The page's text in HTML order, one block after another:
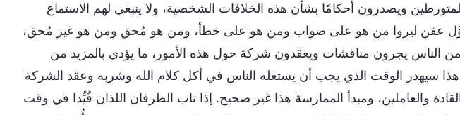
ويصدرون أحكامًا بشأن هذه الخلافات الشخصية، ولا ينبغي لهم الاستماع
مُطوَّل عفن ليروا من هو على صواب ومن هو على خطأ، ومن هو مُحق ومن هو غير مُحق،
من الناس يجرون مناقشات ويعقدون شركة حول هذه الأمور، ما يؤدي بالمزيد من
سيهدر الوقت الذي يجب أن يستغله الناس في أكل كلام الله وشربه وعقد الشركة
والعاملين، ومبدأ الممارسة هذا غير صحيح. إذا تاب الطرفان اللذان قُيِّدا في وقت